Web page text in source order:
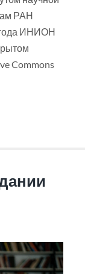
РАН
ИНИОН
Commons